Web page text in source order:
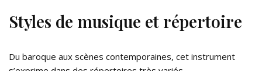
Styles de musique et répertoire
Du baroque aux scènes contemporaines, cet instrument